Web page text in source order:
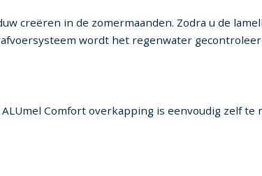
creëren in de zomermaanden. Zodra u de
wordt het regenwater
Comfort overkapping is eenvoudig zelf